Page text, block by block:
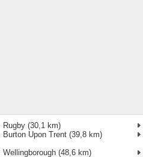
Rugby (30,1 km)
Burton Upon Trent (39,8 km)
Wellingborough (48,6 km)